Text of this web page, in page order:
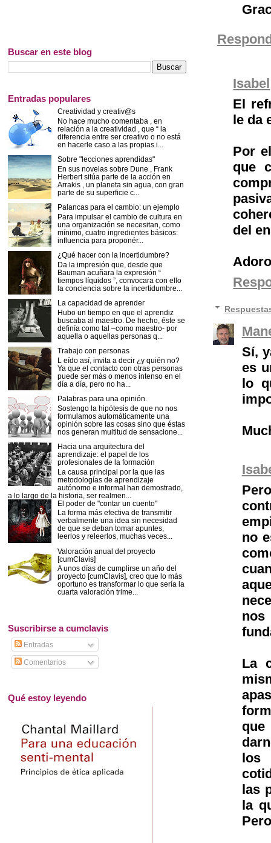
Isabel
El
le da
Por
que
del
Sí,
es
lo
no
nos
La
que
los
las
la
Buscar en este blog
Entradas populares
Creatividad y creativ@s
No hace mucho comentaba , en
relación a la creatividad , que “ la
diferencia entre ser creativo o no está
en hacerle caso a las propias i...
Sobre "lecciones aprendidas"
En sus novelas sobre Dune , Frank
Herbert sitúa parte de la acción en
Arrakis , un planeta sin agua, con gran
parte de su superficie c...
Palancas para el cambio: un ejemplo
Para impulsar el cambio de cultura en
una organización se necesitan, como
mínimo, cuatro ingredientes básicos:
influencia para proponér...
¿Qué hacer con la incertidumbre?
Da la impresión que, desde que
Bauman acuñara la expresión “
tiempos líquidos ”, convocara con ello
la conciencia sobre la incertidumbre...
La capacidad de aprender
Hubo un tiempo en que el aprendiz
buscaba al maestro. De hecho, éste se
definía como tal –como maestro- por
aquella o aquellas personas q...
Trabajo con personas
L eído así, invita a decir ¿y quién no?
Ya que el contacto con otras personas
puede ser más o menos intenso en el
día a día, pero no ha...
Palabras para una opinión.
Sostengo la hipótesis de que no nos
formulamos automáticamente una
opinión sobre las cosas sino que éstas
nos generan multitud de sensacione...
Hacia una arquitectura del
aprendizaje: el papel de los
profesionales de la formación
La causa principal por la que las
metodologías de aprendizaje
autónomo e informal han demostrado,
a lo largo de la historia, ser realmen...
El poder de "contar un cuento"
La forma más efectiva de transmitir
verbalmente una idea sin necesidad
de que se deban tomar apuntes,
leerlos y releerlos, muchas veces...
Valoración anual del proyecto
[cumClavis]
A unos días de cumplirse un año del
proyecto [cumClavis], creo que lo más
oportuno es transformar lo que sería la
cuarta valoración trime...
Suscribirse a cumclavis
Entradas
Comentarios
Qué estoy leyendo